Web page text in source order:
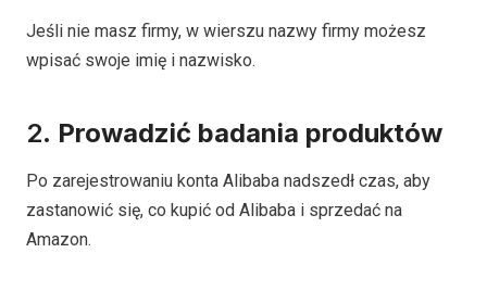
Jeśli nie masz firmy, w wierszu nazwy firmy możesz
wpisać swoje imię i nazwisko.
2. Prowadzić badania produktów
Po zarejestrowaniu konta Alibaba nadszedł czas, aby
zastanowić się, co kupić od Alibaba i sprzedać na
Amazon.